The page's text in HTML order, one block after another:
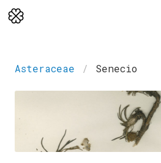
Asteraceae Senecio